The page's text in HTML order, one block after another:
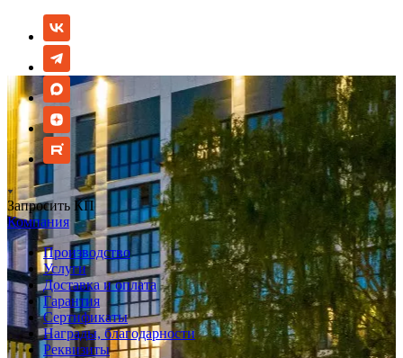
Запросить КП
Компания
Производство
Услуги
Доставка и оплата
Гарантия
Сертификаты
Награды, благодарности
Реквизиты